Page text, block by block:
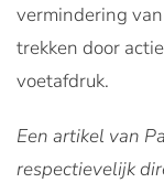
vermindering
trekken door
voetafdruk.
Een artikel van
respectievelijk